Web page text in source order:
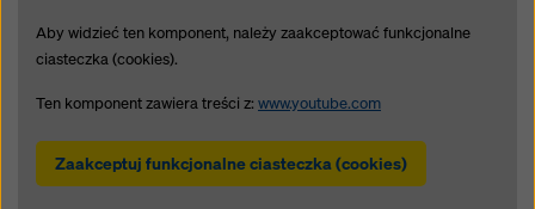
Aby widzieć ten komponent, należy zaakceptować funkcjonalne
ciasteczka (cookies).
Ten komponent zawiera treści z: www.youtube.com
Zaakceptuj funkcjonalne ciasteczka (cookies)